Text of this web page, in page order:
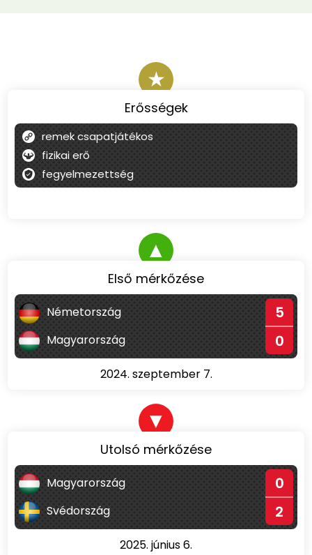
★
Erősségek
remek csapatjátékos
fizikai erő
fegyelmezettség
▲
Első mérkőzése
Németország 5
Magyarország 0
2024. szeptember 7.
▼
Utolsó mérkőzése
Magyarország 0
Svédország 2
2025. június 6.